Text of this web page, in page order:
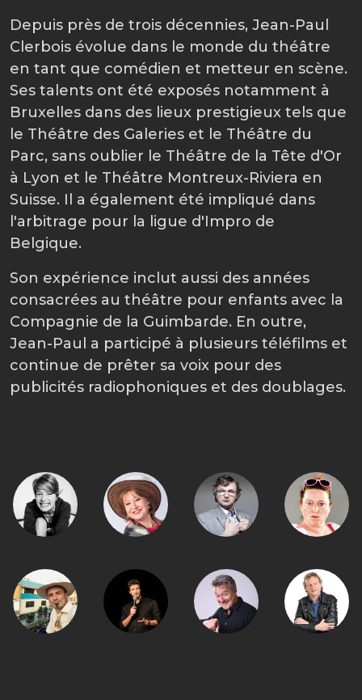
Depuis près de trois décennies, Jean-Paul
Clerbois évolue dans le monde du théâtre
en tant que comédien et metteur en scène.
Ses talents ont été exposés notamment à
Bruxelles dans des lieux prestigieux tels que
le Théâtre des Galeries et le Théâtre du
Parc, sans oublier le Théâtre de la Tête d'Or
à Lyon et le Théâtre Montreux-Riviera en
Suisse. Il a également été impliqué dans
l'arbitrage pour la ligue d'Impro de
Belgique.
Son expérience inclut aussi des années
consacrées au théâtre pour enfants avec la
Compagnie de la Guimbarde. En outre,
Jean-Paul a participé à plusieurs téléfilms et
continue de prêter sa voix pour des
publicités radiophoniques et des doublages.